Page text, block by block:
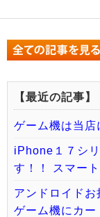
【最近の記事】
ゲーム機は当店
iPhone１７シ
す！！ スマー
アンドロイドお
ゲーム機にカー